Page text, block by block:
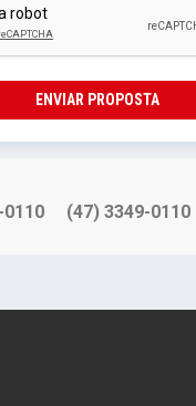
ENVIAR PROPOSTA
0110 (47) 3349-0110